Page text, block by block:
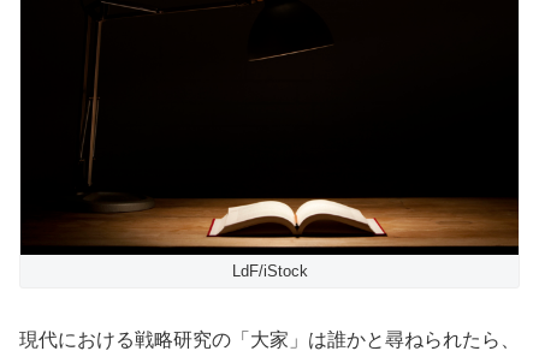
LdF/iStock
現代における戦略研究の「大家」は誰かと尋ねられたら、